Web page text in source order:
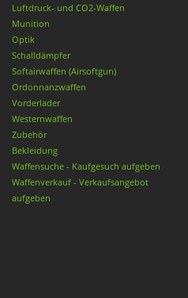
Luftdruck- und CO2-Waffen
Munition
Optik
Schalldämpfer
Softairwaffen (Airsoftgun)
Ordonnanzwaffen
Vorderlader
Westernwaffen
Zubehör
Bekleidung
Waffensuche - Kaufgesuch aufgeben
Waffenverkauf - Verkaufsangebot
aufgeben